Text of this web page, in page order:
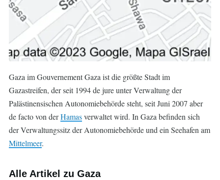
Gaza im Gouvernement Gaza ist die größte Stadt im
Gazastreifen, der seit 1994 de jure unter Verwaltung der
Palästinensischen Autonomiebehörde steht, seit Juni 2007 aber
de facto von derHamasverwaltet wird. In Gaza befinden sich
der Verwaltungssitz der Autonomiebehörde und ein Seehafen am
Mittelmeer.
Alle Artikel zu Gaza